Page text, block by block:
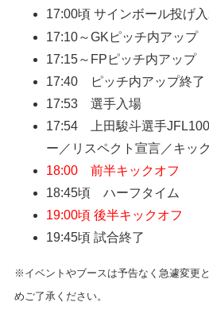
17:00頃 サインボール投げ
17:10～GKピッチ内アップ
17:15～FPピッチ内アップ
17:40 ピッチ内アップ終了
17:53選手入場
17:54 上田駿斗選手
ー／リスペクト宣言／キッ
18:00 前半キックオフ
18:45頃 ハーフタイム
19:00頃 後半キックオフ
19:45頃 試合終了
※イベントやブースは予告なく急遽変更
めご了承ください。